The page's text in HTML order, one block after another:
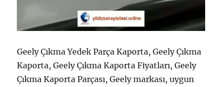
Geely Çıkma Yedek Parça Kaporta, Geely Çıkma
Kaporta, Geely Çıkma Kaporta Fiyatları, Geely
Çıkma Kaporta Parçası, Geely markası, uygun